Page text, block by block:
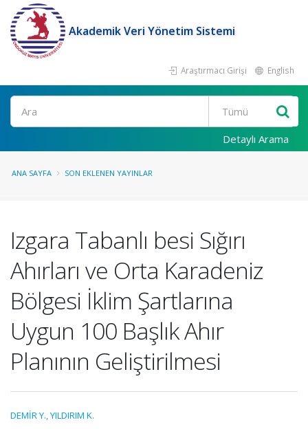
Akademik Veri Yönetim Sistemi
Araştırmacı Girişi English
Ara
Detaylı Arama
ANA SAYFA SON EKLENEN YAYINLAR
Izgara Tabanlı besi Sığırı
Ahırları ve Orta Karadeniz
Bölgesi İklim Şartlarına
Uygun 100 Başlık Ahır
Planının Geliştirilmesi
DEMİR Y.,YILDIRIM K.